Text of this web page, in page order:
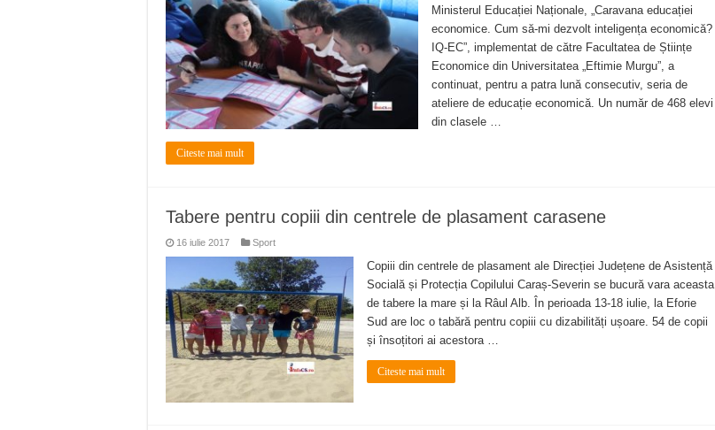
Ministerul Educației Naționale, „Caravana educației
economice. Cum să-mi dezvolt inteligența economică?
IQ-EC”, implementat de către Facultatea de Științe
Economice din Universitatea „Eftimie Murgu”, a
continuat, pentru a patra lună consecutiv, seria de
ateliere de educație economică. Un număr de 468 elevi
din clasele …
Citeste mai mult
Tabere pentru copiii din centrele de plasament carasene
16 iulie 2017 Sport
Copiii din centrele de plasament ale Direcției Județene de Asistență
Socială și Protecția Copilului Caraș-Severin se bucură vara aceasta
de tabere la mare și la Râul Alb. În perioada 13-18 iulie, la Eforie
Sud are loc o tabără pentru copiii cu dizabilități ușoare. 54 de copii
și însoțitori ai acestora …
Citeste mai mult